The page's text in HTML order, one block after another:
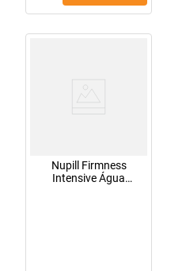
Nupill Firmness
Intensive Água